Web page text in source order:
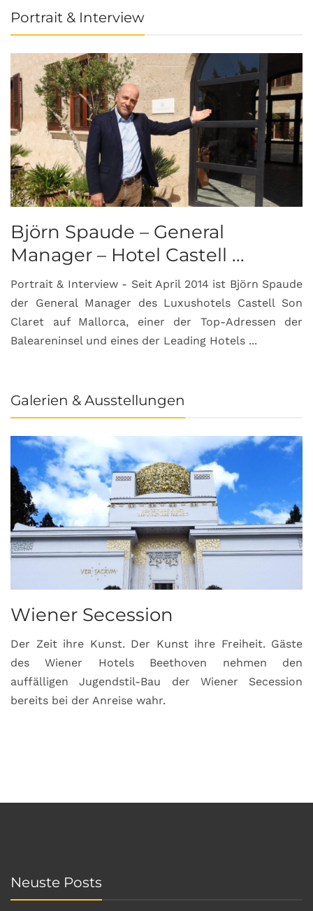
Portrait & Interview
Björn Spaude – General
Manager – Hotel Castell ...
Portrait & Interview - Seit April 2014 ist Björn Spaude
der General Manager des Luxushotels Castell Son
Claret auf Mallorca, einer der Top-Adressen der
Baleareninsel und eines der Leading Hotels ...
Galerien & Ausstellungen
Wiener Secession
Der Zeit ihre Kunst. Der Kunst ihre Freiheit. Gäste
des Wiener Hotels Beethoven nehmen den
auffälligen Jugendstil-Bau der Wiener Secession
bereits bei der Anreise wahr.
Neuste Posts